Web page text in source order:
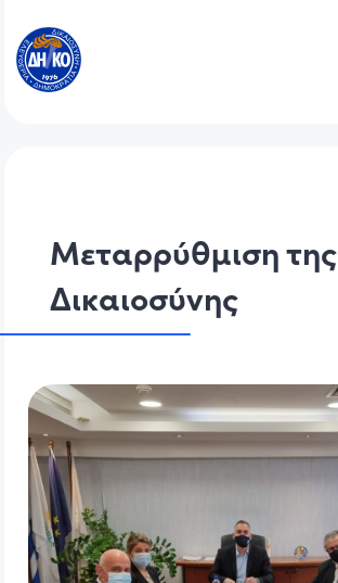
Μεταρρύθμιση της
Δικαιοσύνης